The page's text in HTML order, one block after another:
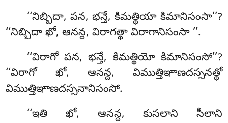
‘‘నిబ్బిదా, పన, భన్తే, కిమత్థియా కిమానిసంసా’’?
‘‘నిబ్బిదా ఖో, ఆనన్ద, విరాగత్థా విరాగానిసంసా ’’.
‘‘విరాగో పన, భన్తే, కిమత్థియో కిమానిసంసో’’?
‘‘విరాగో ఖో, ఆనన్ద, విముత్తిఞాణదస్సనత్థో
విముత్తిఞాణదస్సనానిసంసో.
‘‘ఇతి ఖో, ఆనన్ద, కుసలాని సీలాని